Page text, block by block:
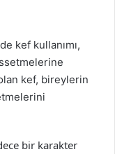
kef kullanımı,
kef, bireylerin
bir karakter